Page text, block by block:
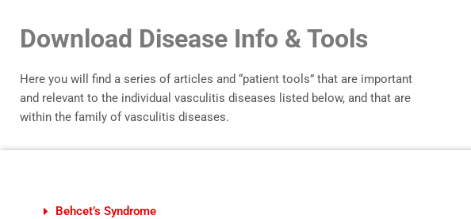
Download Disease Info & Tools
Here you will find a series of articles and “patient tools” that are important
and relevant to the individual vasculitis diseases listed below, and that are
within the family of vasculitis diseases.
Behcet’s Syndrome